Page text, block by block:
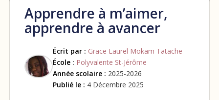
Apprendre à m’aimer,
apprendre à avancer
Écrit par : Grace Laurel Mokam Tatache
École : Polyvalente St-Jérôme
Année scolaire : 2025-2026
Publié le : 4 Décembre 2025